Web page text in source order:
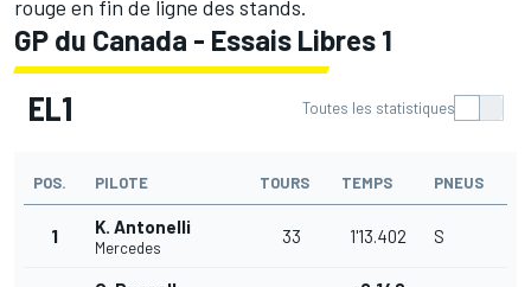
rouge en fin de ligne des stands.
GP du Canada - Essais Libres 1
EL1 Toutes les statistiques
POS. PILOTE TOURS TEMPS PNEUS
1 K. Antonelli
Mercedes
33 1'13.402 S